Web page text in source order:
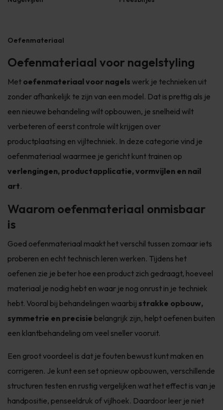
Oefenmateriaal
Oefenmateriaal voor nagelstyling
Met oefenmateriaal voor nagels werk je technieken uit
zonder afhankelijk te zijn van een model. Dat is prettig als je
een nieuwe behandeling wilt opbouwen, je snelheid wilt
verbeteren of eerst controle wilt krijgen over
productplaatsing en vijltechniek. In deze categorie vind je
oefenmateriaal waarmee je gericht kunt trainen op
verlengingen, productapplicatie, vormvijlen en nail
art.
Waarom oefenmateriaal onmisbaar
is
Goed oefenmateriaal maakt het verschil tussen zomaar iets
proberen en echt technisch leren werken. Tijdens het
oefenen zie je beter hoe een product zich gedraagt, hoeveel
materiaal je nodig hebt en waar je nog onrust in je techniek
hebt. Vooral bij behandelingen waarbij strakke opbouw,
symmetrie en precisie belangrijk zijn, helpt oefenen buiten
een klantbehandeling om veel sneller vooruit.
Een groot voordeel is dat je fouten bewust kunt maken en
corrigeren. Je kunt een set opnieuw opbouwen, verschillende
structuren testen en rustig vergelijken wat het effect is van je
handpositie, penseeldruk of vijlhoek. Daardoor leer je niet